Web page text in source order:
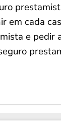
em cada
e pedir